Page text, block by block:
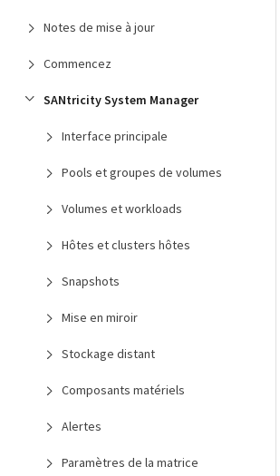
Notes de mise à jour
Commencez
SANtricity System Manager
Interface principale
Pools et groupes de volumes
Volumes et workloads
Hôtes et clusters hôtes
Snapshots
Mise en miroir
Stockage distant
Composants matériels
Alertes
Paramètres de la matrice